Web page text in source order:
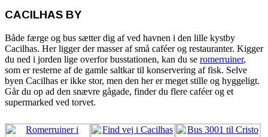
CACILHAS BY
Både færge og bus sætter dig af ved havnen i den lille kystby
Cacilhas. Her ligger der masser af små caféer og restauranter. Kigger
du ned i jorden lige overfor busstationen, kan du se romerruiner,
som er resterne af de gamle saltkar til konservering af fisk. Selve
byen Cacilhas er ikke stor, men den her er meget stille og hyggeligt.
Går du op ad den snævre gågade, finder du flere caféer og et
supermarked ved torvet.